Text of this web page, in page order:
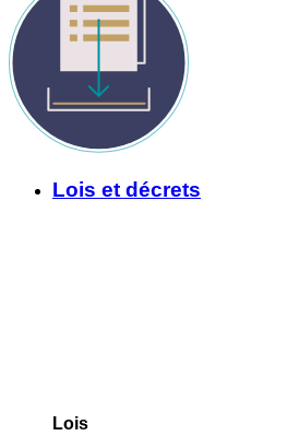
Lois et décrets
Lois